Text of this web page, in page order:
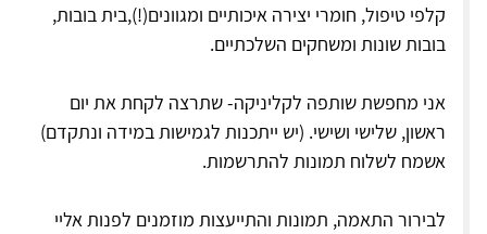
קלפי טיפול, חומרי יצירה איכותיים ומגוונים(!),בית בובות,
בובות שונות ומשחקים השלכתיים.
אני מחפשת שותפה לקליניקה- שתרצה לקחת את יום
ראשון, שלישי ושישי. (יש ייתכנות לגמישות במידה ונתקדם)
אשמח לשלוח תמונות להתרשמות.
לבירור התאמה, תמונות והתייעצות מוזמנים לפנות אליי